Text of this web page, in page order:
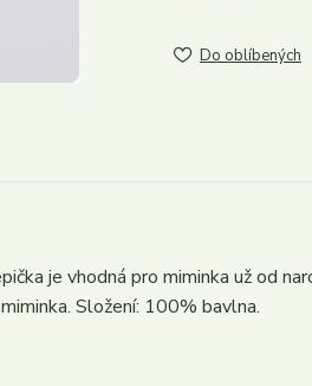
Do oblíbených
je vhodná pro miminka už od
Složení: 100% bavlna.